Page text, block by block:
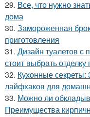
29. Все, что нужно
дома
30. Замороженная
приготовления
31. Дизайн туалетов с
стоит выбрать отделку
32. Кухонные секреты:
лайфхаков для
33. Можно ли
Преимущества